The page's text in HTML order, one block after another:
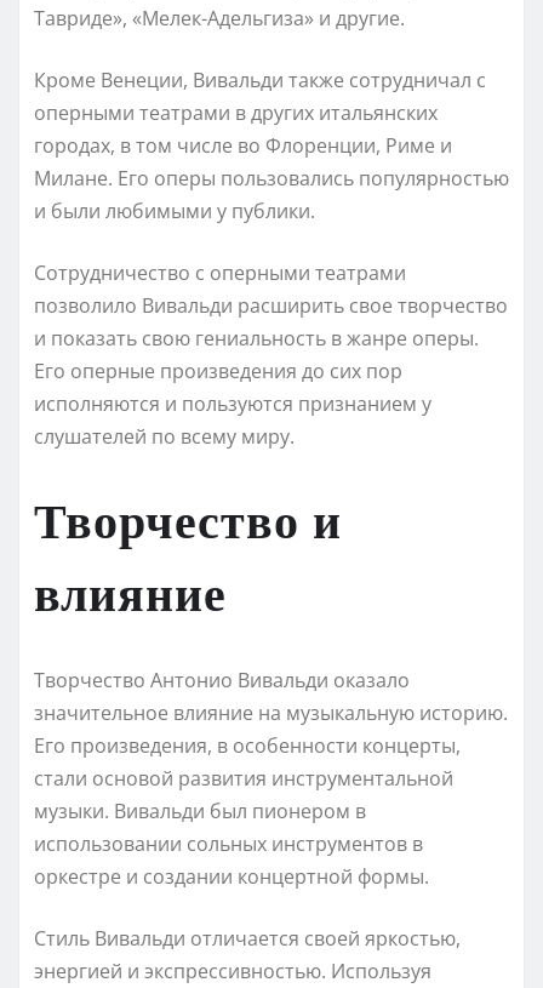
Тавриде», «Мелек-Адельгиза» и другие.
Кроме Венеции, Вивальди также сотрудничал с
оперными театрами в других итальянских
городах, в том числе во Флоренции, Риме и
Милане. Его оперы пользовались популярностью
и были любимыми у публики.
Сотрудничество с оперными театрами
позволило Вивальди расширить свое творчество
и показать свою гениальность в жанре оперы.
Его оперные произведения до сих пор
исполняются и пользуются признанием у
слушателей по всему миру.
Творчество и
влияние
Творчество Антонио Вивальди оказало
значительное влияние на музыкальную историю.
Его произведения, в особенности концерты,
стали основой развития инструментальной
музыки. Вивальди был пионером в
использовании сольных инструментов в
оркестре и создании концертной формы.
Стиль Вивальди отличается своей яркостью,
энергией и экспрессивностью. Используя